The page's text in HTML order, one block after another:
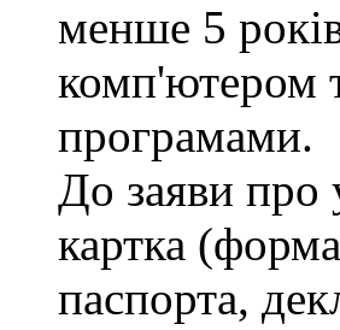
менше 5
комп'ютером
програмами.
До заяви про
картка
паспорта,